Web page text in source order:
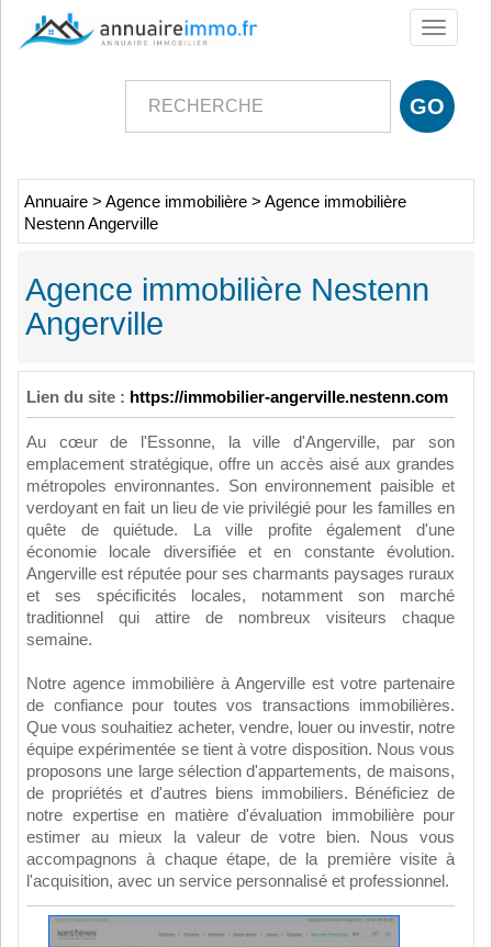
Toggle
Annuaire > Agence immobilière > Agence immobilière
Nestenn Angerville
Agence immobilière Nestenn
Angerville
Lien du site : https://immobilier-angerville.nestenn.com
Au cœur de l'Essonne, la ville d'Angerville, par son
emplacement stratégique, offre un accès aisé aux grandes
métropoles environnantes. Son environnement paisible et
verdoyant en fait un lieu de vie privilégié pour les familles en
quête de quiétude. La ville profite également d'une
économie locale diversifiée et en constante évolution.
Angerville est réputée pour ses charmants paysages ruraux
et ses spécificités locales, notamment son marché
traditionnel qui attire de nombreux visiteurs chaque
semaine.
Notre agence immobilière à Angerville est votre partenaire
de confiance pour toutes vos transactions immobilières.
Que vous souhaitiez acheter, vendre, louer ou investir, notre
équipe expérimentée se tient à votre disposition. Nous vous
proposons une large sélection d'appartements, de maisons,
de propriétés et d'autres biens immobiliers. Bénéficiez de
notre expertise en matière d'évaluation immobilière pour
estimer au mieux la valeur de votre bien. Nous vous
accompagnons à chaque étape, de la première visite à
l'acquisition, avec un service personnalisé et professionnel.